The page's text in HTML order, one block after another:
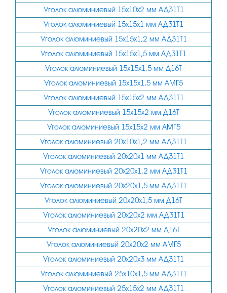
27х27
30х20
30х30
30х15
35х35
40х10
40х20
40х25
40х30
40х40
45х45
50х20
50х50
50х25
50х30
60х20
60х40
5
6
8
10
Уголок алюминиевый 15х10х2 мм АД31Т1
Уголок алюминиевый 15х15х1 мм АД31Т1
Уголок алюминиевый 15х15х1,2 мм АД31Т1
Уголок алюминиевый 15х15х1,5 мм АД31Т1
Уголок алюминиевый 15х15х1,5 мм Д16Т
Уголок алюминиевый 15х15х1,5 мм АМГ5
Уголок алюминиевый 15х15х2 мм АД31Т1
Уголок алюминиевый 15х15х2 мм Д16Т
Уголок алюминиевый 15х15х2 мм АМГ5
Уголок алюминиевый 20х10х1,2 мм АД31Т1
Уголок алюминиевый 20х20х1 мм АД31Т1
Уголок алюминиевый 20х20х1,2 мм АД31Т1
Уголок алюминиевый 20х20х1,5 мм АД31Т1
Уголок алюминиевый 20х20х1,5 мм Д16Т
Уголок алюминиевый 20х20х2 мм АД31Т1
Уголок алюминиевый 20х20х2 мм Д16Т
Уголок алюминиевый 20х20х2 мм АМГ5
Уголок алюминиевый 20х20х3 мм АД31Т1
Уголок алюминиевый 25х10х1,5 мм АД31Т1
Уголок алюминиевый 25х15х2 мм АД31Т1